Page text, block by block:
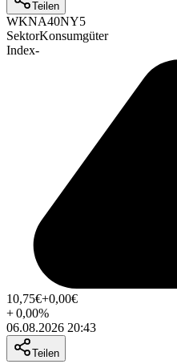
Teilen
WKNA40NY5
SektorKonsumgüter
Index-
10,75€+0,00€
+0,00%
06.08.2026 20:43
Teilen